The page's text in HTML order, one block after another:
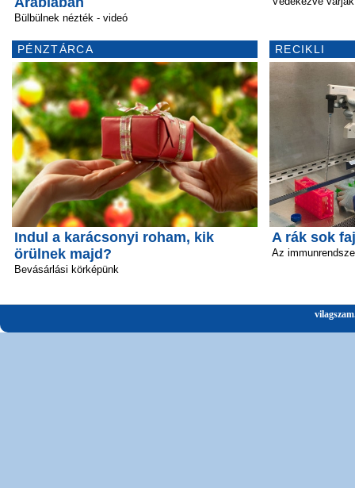
Bülbülnek nézték - videó
PÉNZTÁRCA
Indul a karácsonyi roham, kik
örülnek majd?
Bevásárlási körképünk
RECIKLI
A rák sok
Az